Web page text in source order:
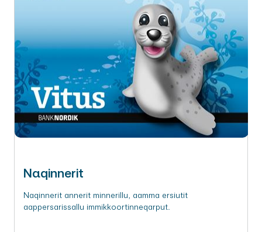
Naqinnerit
Naqinnerit annerit minnerillu, aamma ersiutit
aappersarissallu immikkoortinneqarput.